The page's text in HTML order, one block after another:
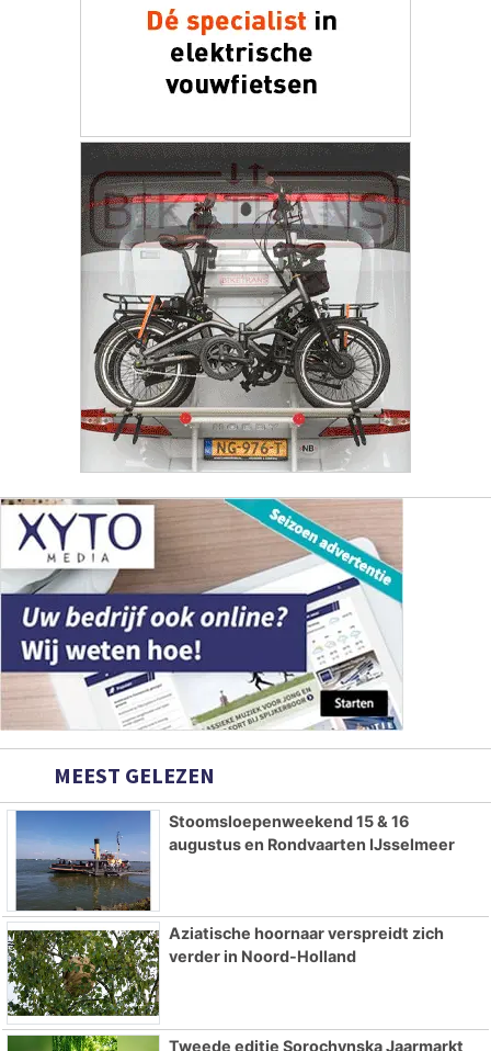
MEEST GELEZEN
Stoomsloepenweekend 15 & 16
augustus en Rondvaarten IJsselmeer
Aziatische hoornaar verspreidt zich
verder in Noord-Holland
Tweede editie Sorochynska Jaarmarkt